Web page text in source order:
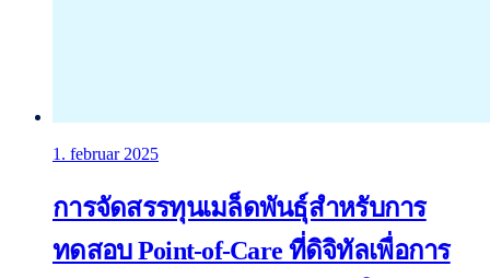
1. februar 2025
การจัดสรรทุนเมล็ดพันธุ์สำหรับการ
ทดสอบ Point-of-Care ที่ดิจิทัลเพื่อการ